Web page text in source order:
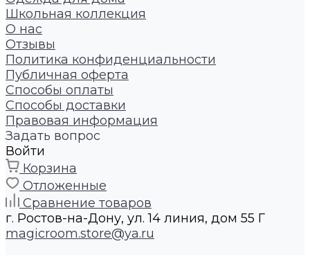
Школьная коллекция
О нас
Отзывы
Политика конфиденциальности
Публичная оферта
Способы оплаты
Способы доставки
Правовая информация
Задать вопрос
Войти
Корзина
Отложенные
Сравнение товаров
г. Ростов-на-Дону, ул. 14 линия, дом 55 Г
magicroom.store@ya.ru